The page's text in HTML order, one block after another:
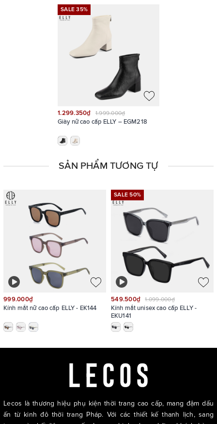
Sản phẩm hiện có 2 phân loại màu: đen, nude
SALE 35%
SALE 35%
1.299.350₫ 1.999.000₫
Giày nữ cao cấp ELLY – EGM218
SẢN PHẨM TƯƠNG TỰ
999.000₫
Kính mắt nữ cao cấp ELLY - EK144
SALE 50%
549.500₫ 1.099.000₫
Kính mắt unisex cao cấp ELLY -
EKU141
Lecos là thương hiệu phụ kiện thời trang cao cấp, mang đậm dấu
ấn từ kinh đô thời trang Pháp. Với các thiết kế thanh lịch, sang